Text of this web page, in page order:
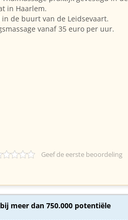
in Haarlem.
in de buurt van de Leidsevaart.
vanaf 35 euro per uur.
Geef de eerste beoordeling
meer dan 750.000 potentiële